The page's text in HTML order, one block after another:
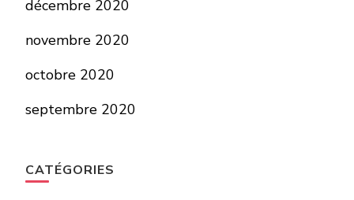
décembre 2020
novembre 2020
octobre 2020
septembre 2020
CATÉGORIES